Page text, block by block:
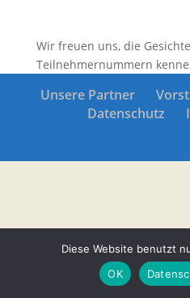
Wir freuen uns, die
Teilnehmernummern
Unsere Partner
Datenschutz
Diese Website benutzt
OK